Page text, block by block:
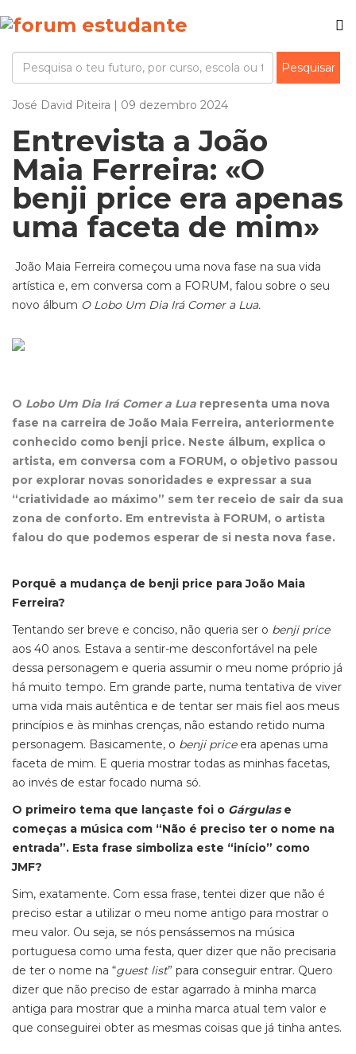
José David Piteira | 09 dezembro 2024
Entrevista a João
Maia Ferreira: «O
benji price era apenas
uma faceta de mim»
João Maia Ferreira começou uma nova fase na sua vida
artística e, em conversa com a FORUM, falou sobre o seu
novo álbum O Lobo Um Dia Irá Comer a Lua.
O Lobo Um Dia Irá Comer a Lua representa uma nova
fase na carreira de João Maia Ferreira, anteriormente
conhecido como benji price. Neste álbum, explica o
artista, em conversa com a FORUM, o objetivo passou
por explorar novas sonoridades e expressar a sua
“criatividade ao máximo” sem ter receio de sair da sua
zona de conforto. Em entrevista à FORUM, o artista
falou do que podemos esperar de si nesta nova fase.
Porquê a mudança de benji price para João Maia
Ferreira?
Tentando ser breve e conciso, não queria ser o benji price
aos 40 anos. Estava a sentir-me desconfortável na pele
dessa personagem e queria assumir o meu nome próprio já
há muito tempo. Em grande parte, numa tentativa de viver
uma vida mais autêntica e de tentar ser mais fiel aos meus
princípios e às minhas crenças, não estando retido numa
personagem. Basicamente, o benji priceera apenas uma
faceta de mim. E queria mostrar todas as minhas facetas,
ao invés de estar focado numa só.
O primeiro tema que lançaste foi o Gárgulase
começas a música com “Não é preciso ter o nome na
entrada”. Esta frase simboliza este “início” como
JMF?
Sim, exatamente. Com essa frase, tentei dizer que não é
preciso estar a utilizar o meu nome antigo para mostrar o
meu valor. Ou seja, se nós pensássemos na música
portuguesa como uma festa, quer dizer que não precisaria
de ter o nome na “guest list” para conseguir entrar. Quero
dizer que não preciso de estar agarrado à minha marca
antiga para mostrar que a minha marca atual tem valor e
que conseguirei obter as mesmas coisas que já tinha antes.